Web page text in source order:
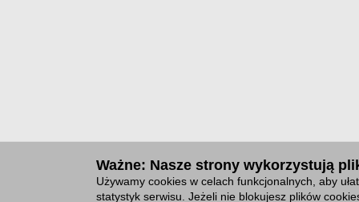
Ważne: Nasze strony wykorzystują
Używamy cookies w celach funkcjonalnych, aby
statystyk serwisu. Jeżeli nie blokujesz plików